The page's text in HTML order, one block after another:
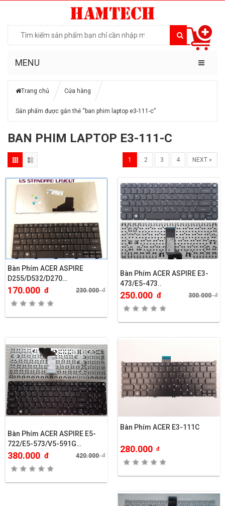
MENU
Trang chủ Cửa hàng
Sản phẩm được gắn thẻ “ban phim laptop e3-111-c”
BAN PHIM LAPTOP E3-111-C
1 2 3 4 NEXT »
Bàn Phím ACER ASPIRE
D255/D532/D270…
170.000 đ 230.000đ
Bàn Phím ACER ASPIRE E3-
473/E5-473..
250.000 đ 300.000đ
Bàn Phím ACER ASPIRE E5-
722/E5-573/V5-591G…
380.000 đ 420.000đ
Bàn Phím ACER E3-111C
280.000 đ